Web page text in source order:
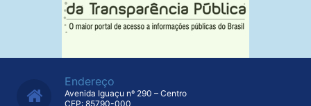
Endereço
Avenida Iguaçu nº 290 – Centro
CEP: 85790-000